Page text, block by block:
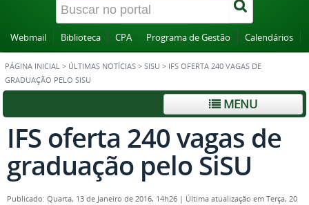
Webmail Biblioteca CPA Programa de Gestão Calendários
PÁGINA INICIAL > ÚLTIMAS NOTÍCIAS > SISU > IFS OFERTA 240 VAGAS DE
GRADUAÇÃO PELO SISU
MENU
IFS oferta 240 vagas de
graduação pelo SiSU
Publicado: Quarta, 13 de Janeiro de 2016, 14h26 | Última atualização em Terça, 20